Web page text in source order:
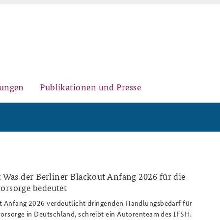
Sicherheitspolitische
Nachwuchsarbeit
Fachseminar Desinformation und
Sicherheitspolitik
Publikationen und Presse
Newsletter-Archiv
der Berliner Blackout Anfang 2026 für die
bedeutet
Anfang 2026 verdeutlicht dringenden Handlungsbedarf für
in Deutschland, schreibt ein Autorenteam des IFSH.